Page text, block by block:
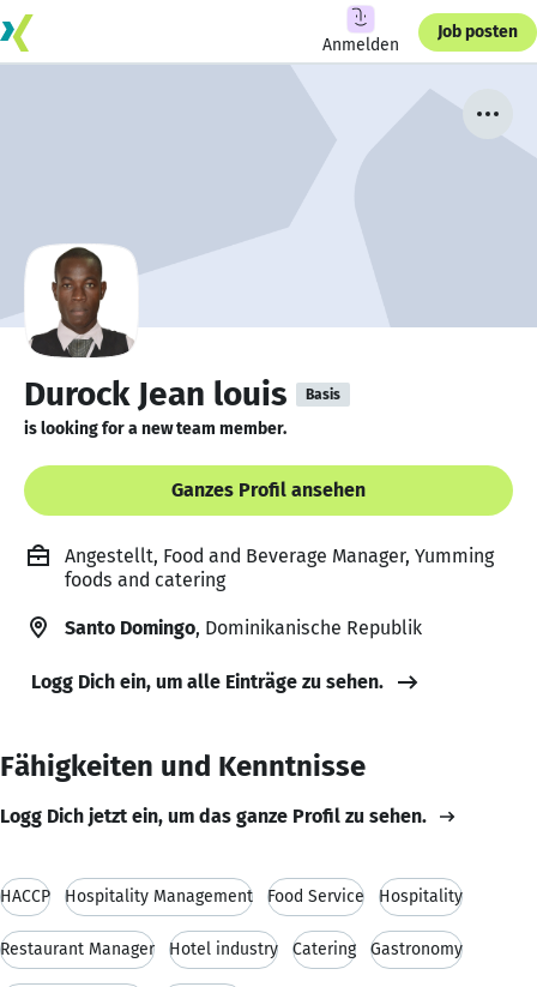
Anmelden
Job posten
Durock Jean louis Basis
is looking for a new team member.
Ganzes Profil ansehen
Angestellt, Food and Beverage Manager, Yumming
foods and catering
Santo Domingo, Dominikanische Republik
Logg Dich ein, um alle Einträge zu sehen.
Fähigkeiten und Kenntnisse
Logg Dich jetzt ein, um das ganze Profil zu sehen.
HACCP Hospitality Management Food Service Hospitality
Restaurant Manager Hotel industry Catering Gastronomy